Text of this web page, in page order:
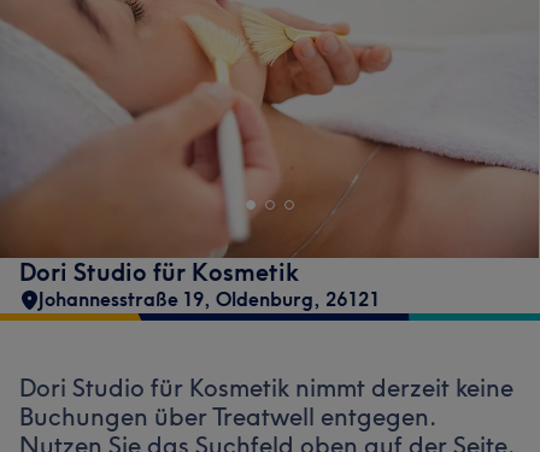
Dori Studio für Kosmetik
Johannesstraße 19, Oldenburg, 26121
Dori Studio für Kosmetik nimmt derzeit keine
Buchungen über Treatwell entgegen.
Nutzen Sie das Suchfeld oben auf der Seite,